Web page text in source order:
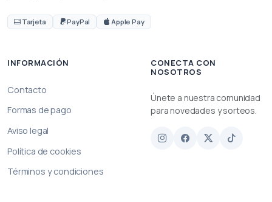
Tarjeta PayPal Apple Pay
INFORMACIÓN
Contacto
Formas de pago
Aviso legal
Política de cookies
Términos y condiciones
CONECTA CON
NOSOTROS
Únete a nuestra comunidad
para novedades y sorteos.